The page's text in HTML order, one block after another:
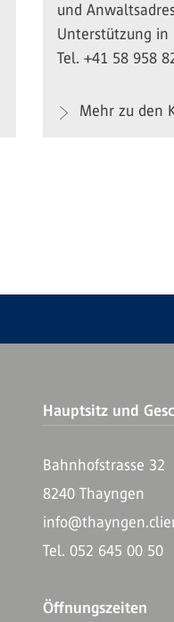
und
Unterstützung in
Tel. +41 58 958
Mehr zu den
Hauptsitz und
Bahnhofstrasse 32
8240 Thayngen
Tel. 052 645 00 50
Öffnungszeiten